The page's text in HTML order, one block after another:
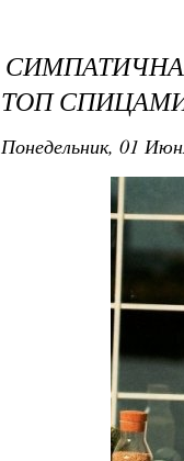
ТОП
Понедельник, 01